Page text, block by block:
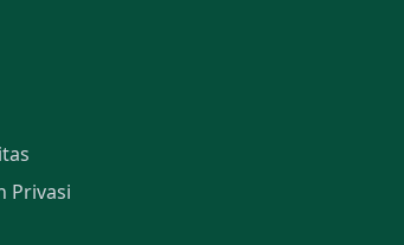
Privasi